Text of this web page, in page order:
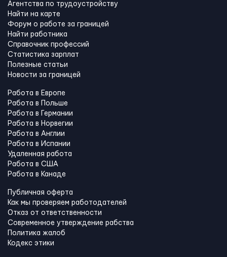
Агентства по трудоустройству
Найти на карте
Форум о работе за границей
Найти работника
Справочник профессий
Статистика зарплат
Полезные статьи
Новости за границей
Работа в Европе
Работа в Польше
Работа в Германии
Работа в Норвегии
Работа в Англии
Работа в Испании
Удаленная работа
Работа в США
Работа в Канадe
Публичная оферта
Как мы проверяем работодателей
Отказ от ответственности
Современное утверждение рабства
Политика жалоб
Кодекс этики